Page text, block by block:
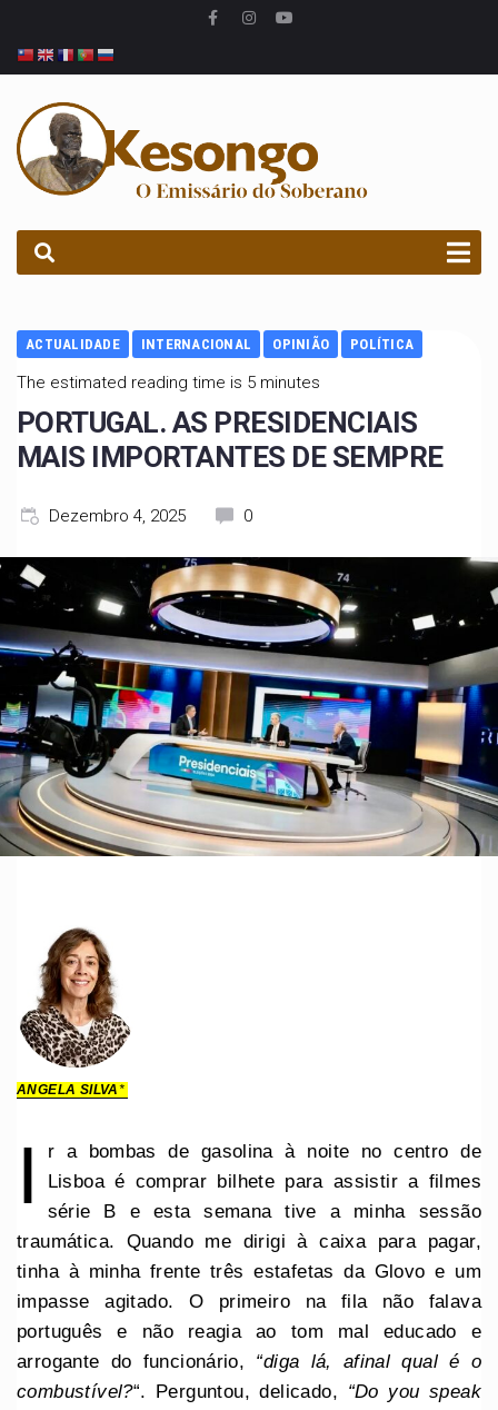
ACTUALIDADE INTERNACIONAL OPINIÃO POLÍTICA
The estimated reading time is 5 minutes
PORTUGAL. AS PRESIDENCIAIS
MAIS IMPORTANTES DE SEMPRE
Dezembro 4, 2025 0
ANGELA SILVA*
I
r a bombas de gasolina à noite no centro de
Lisboa é comprar bilhete para assistir a filmes
série B e esta semana tive a minha sessão
traumática. Quando me dirigi à caixa para pagar,
tinha à minha frente três estafetas da Glovo e um
impasse agitado. O primeiro na fila não falava
português e não reagia ao tom mal educado e
arrogante do funcionário, “diga lá, afinal qual é o
combustível?“. Perguntou, delicado, “Do you speak
PROCURAR